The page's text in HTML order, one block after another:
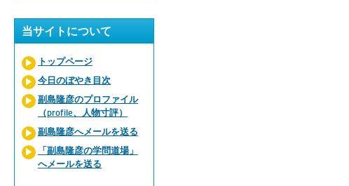
当サイトについて
トップページ
今日のぼやき目次
副島隆彦のプロファイル
（profile、人物寸評）
副島隆彦へメールを送る
「副島隆彦の学問道場」
へメールを送る